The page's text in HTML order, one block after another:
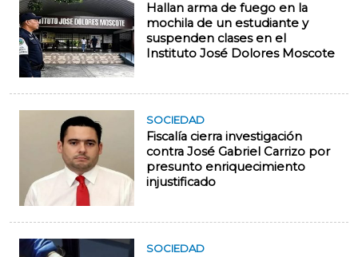
Hallan arma de fuego en la
mochila de un estudiante y
suspenden clases en el
Instituto José Dolores Moscote
SOCIEDAD
Fiscalía cierra investigación
contra José Gabriel Carrizo por
presunto enriquecimiento
injustificado
SOCIEDAD